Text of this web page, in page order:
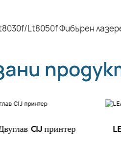
CIJ принтер